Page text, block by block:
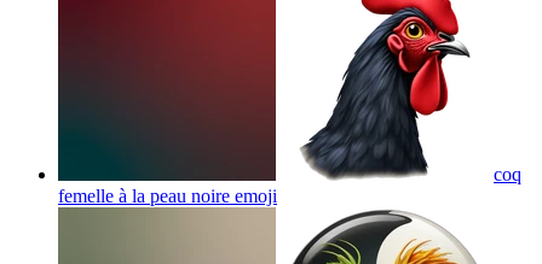
coq
femelle à la peau noire emoji